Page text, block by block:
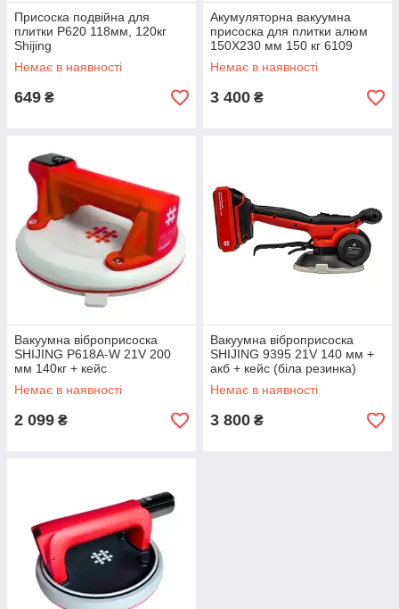
Присоска подвійна для
плитки P620 118мм, 120кг
Shijing
Немає в наявності
649 ₴
Акумуляторна вакуумна
присоска для плитки алюм
150X230 мм 150 кг 6109
Shijing
Немає в наявності
3 400 ₴
Вакуумна віброприсоска
SHIJING P618A-W 21V 200
мм 140кг + кейс
Немає в наявності
2 099 ₴
Вакуумна віброприсоска
SHIJING 9395 21V 140 мм +
акб + кейс (біла резинка)
Немає в наявності
3 800 ₴